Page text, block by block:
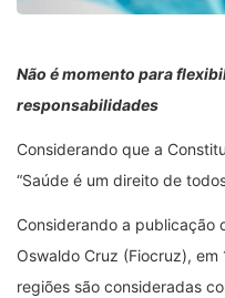
Não é momento para
responsabilidades
Considerando que a
“Saúde é um direito de
Considerando a publicação
Oswaldo Cruz (Fiocruz),
regiões são consideradas